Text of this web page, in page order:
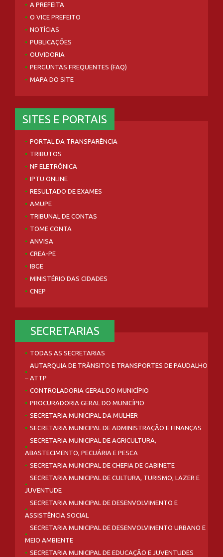
A PREFEITA
O VICE PREFEITO
NOTÍCIAS
PUBLICAÇÕES
OUVIDORIA
PERGUNTAS FREQUENTES (FAQ)
MAPA DO SITE
SITES E PORTAIS
PORTAL DA TRANSPARÊNCIA
TRIBUTOS
NF ELETRÔNICA
IPTU ONLINE
RESULTADO DE EXAMES
AMUPE
TRIBUNAL DE CONTAS
TOME CONTA
ANVISA
CREA-PE
IBGE
MINISTÉRIO DAS CIDADES
CNEP
SECRETARIAS
TODAS AS SECRETARIAS
AUTARQUIA DE TRÂNSITO E TRANSPORTES DE PAUDALHO
– ATTP
CONTROLADORIA GERAL DO MUNICÍPIO
PROCURADORIA GERAL DO MUNICÍPIO
SECRETARIA MUNICIPAL DA MULHER
SECRETARIA MUNICIPAL DE ADMINISTRAÇÃO E FINANÇAS
SECRETARIA MUNICIPAL DE AGRICULTURA,
ABASTECIMENTO, PECUÁRIA E PESCA
SECRETARIA MUNICIPAL DE CHEFIA DE GABINETE
SECRETARIA MUNICIPAL DE CULTURA, TURISMO, LAZER E
JUVENTUDE
SECRETARIA MUNICIPAL DE DESENVOLVIMENTO E
ASSISTÊNCIA SOCIAL
SECRETARIA MUNICIPAL DE DESENVOLVIMENTO URBANO E
MEIO AMBIENTE
SECRETARIA MUNICIPAL DE EDUCAÇÃO E JUVENTUDES